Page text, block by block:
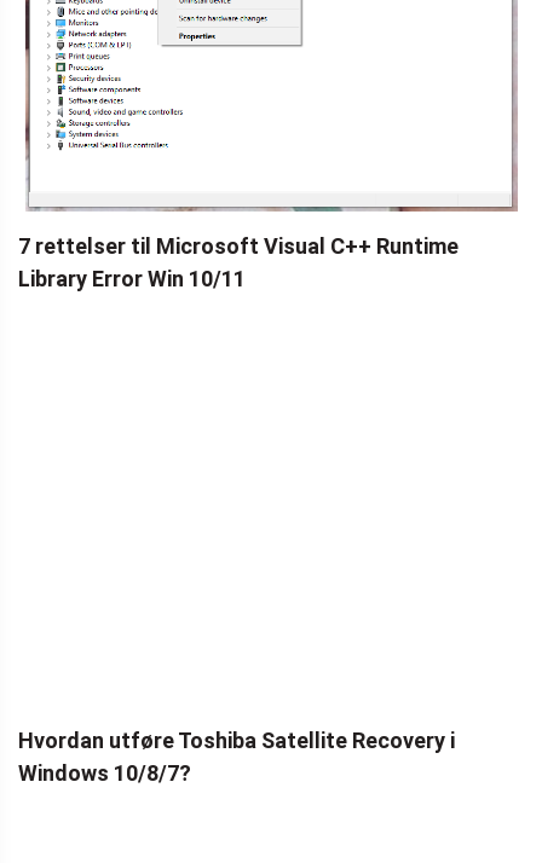
7 rettelser til Microsoft Visual C++ Runtime
Library Error Win 10/11
Hvordan utføre Toshiba Satellite Recovery i
Windows 10/8/7?